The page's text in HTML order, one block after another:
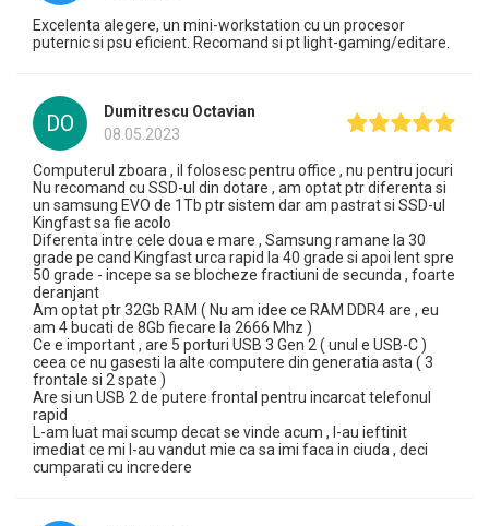
Excelenta alegere, un mini-workstation cu un procesor
puternic si psu eficient. Recomand si pt light-gaming/editare.
DO
Dumitrescu Octavian
08.05.2023
Computerul zboara , il folosesc pentru office , nu pentru jocuri
Nu recomand cu SSD-ul din dotare , am optat ptr diferenta si
un samsung EVO de 1Tb ptr sistem dar am pastrat si SSD-ul
Kingfast sa fie acolo
Diferenta intre cele doua e mare , Samsung ramane la 30
grade pe cand Kingfast urca rapid la 40 grade si apoi lent spre
50 grade - incepe sa se blocheze fractiuni de secunda , foarte
deranjant
Am optat ptr 32Gb RAM ( Nu am idee ce RAM DDR4 are , eu
am 4 bucati de 8Gb fiecare la 2666 Mhz )
Ce e important , are 5 porturi USB 3 Gen 2 ( unul e USB-C )
ceea ce nu gasesti la alte computere din generatia asta ( 3
frontale si 2 spate )
Are si un USB 2 de putere frontal pentru incarcat telefonul
rapid
L-am luat mai scump decat se vinde acum , l-au ieftinit
imediat ce mi l-au vandut mie ca sa imi faca in ciuda , deci
cumparati cu incredere